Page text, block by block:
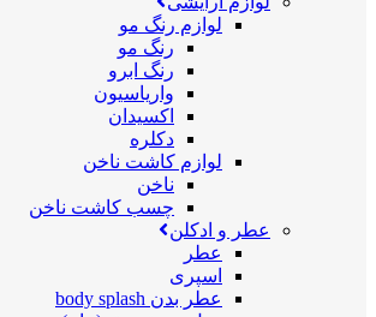
لوازم رنگ مو
رنگ مو
رنگ ابرو
واریاسیون
اکسیدان
دکلره
لوازم کاشت ناخن
ناخن
چسب کاشت ناخن
عطر و ادکلن
عطر
اسپری
عطر بدن body splash